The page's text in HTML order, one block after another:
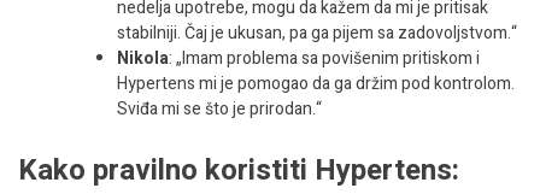
nedelja upotrebe, mogu da kažem da mi je pritisak
stabilniji. Čaj je ukusan, pa ga pijem sa zadovoljstvom.“
Nikola: „Imam problema sa povišenim pritiskom i
Hypertens mi je pomogao da ga držim pod kontrolom.
Sviđa mi se što je prirodan.“
Kako pravilno koristiti Hypertens: